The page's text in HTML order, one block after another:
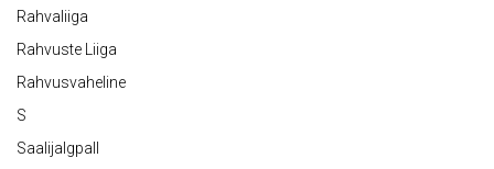
Rahvaliiga
Rahvuste Liiga
Rahvusvaheline
S
Saalijalgpall